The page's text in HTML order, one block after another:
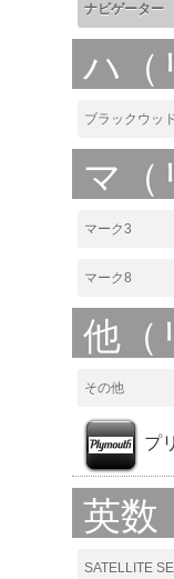
ナビゲーター
ハ（
ブラックウッ
マ（
マーク3
マーク8
他（
その他
プ
英数
SATELLITE